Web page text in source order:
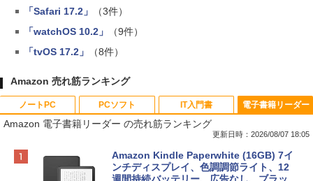
「Safari 17.2」
（3件）
「watchOS 10.2」
（9件）
「tvOS 17.2」
（8件）
Amazon 売れ筋ランキング
ノートPC
Apple 2026 MacBook Neo A18 Proチッ
プ搭載13インチノートブック：AIとAppl
e Intelligence、Liquid Retinaディスプ
PCソフト
Robloxギフトカード - 800 Robux 【限
定バーチャルアイテムを含む】 【オンラ
インゲームコード】 ロブロックス | オン
IT入門書
生成AIパスポート公式テキスト 第４版
電子書籍リーダー
Amazon 電子書籍リーダー の売れ筋ランキング
更新日時：2026/08/07 18:05
Amazon Kindle Paperwhite (16GB) 7イ
ンチディスプレイ、色調調節ライト、12
週間持続バッテリー、広告なし、ブラッ